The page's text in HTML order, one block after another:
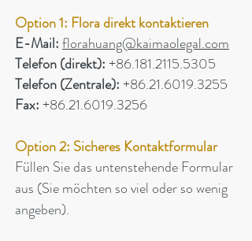
Option 1: Flora direkt kontaktieren
E-Mail:florahuang@kaimaolegal.com
Telefon (direkt):+86.181.2115.5305
Telefon (Zentrale):+86.21.6019.3255
Fax:+86.21.6019.3256
Option 2: Sicheres Kontaktformular
Füllen Sie das untenstehende Formular
aus (Sie möchten so viel oder so wenig
angeben).